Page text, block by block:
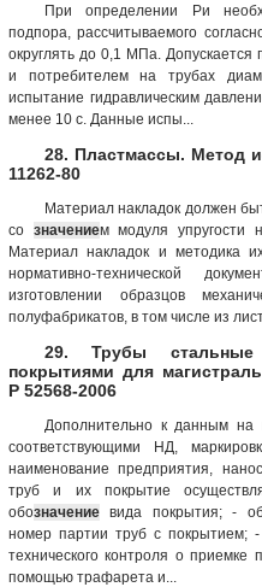
При определении Ри
подпора, рассчитываемого
округлять до 0,1 МПа. Допускается
и потребителем на трубах
испытание гидравлическим
менее 10 с. Данные испы...
28. Пластмассы. Метод
11262-80
Материал накладок должен
со значением модуля упругости
Материал накладок и методика
нормативно-технической
изготовлении образцов
полуфабрикатов, в том числе из
29. Трубы
покрытиями для
Р 52568-2006
Дополнительно к данным на
соответствующими НД,
наименование предприятия,
труб и их покрытие
обозначение вида покрытия; -
номер партии труб с покрытием;
технического контроля о приемке
помощью трафарета и...